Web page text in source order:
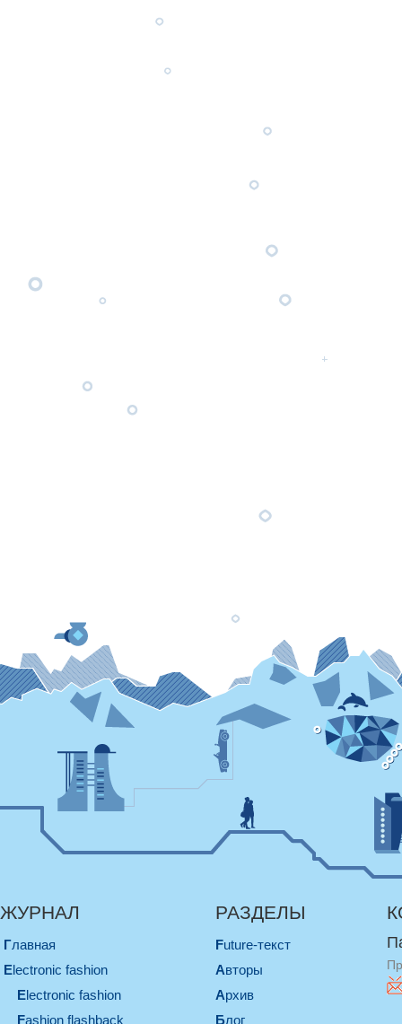
ЖУРНАЛ
Главная
electronic fashion
electronic fashion
Fashion flashback
РАЗДЕЛЫ
Future-текст
Авторы
Архив
Блог